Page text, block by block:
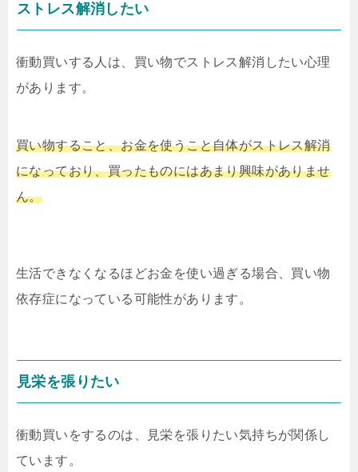
ストレス解消したい
衝動買いする人は、買い物でストレス解消したい心理
があります。
買い物すること、お金を使うこと自体がストレス解消
になっており、買ったものにはあまり興味がありませ
ん。
生活できなくなるほどお金を使い過ぎる場合、買い物
依存症になっている可能性があります。
見栄を張りたい
衝動買いをするのは、見栄を張りたい気持ちが関係し
ています。